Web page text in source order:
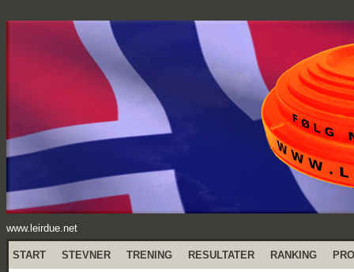
www.leirdue.net
START STEVNER TRENING RESULTATER RANKING